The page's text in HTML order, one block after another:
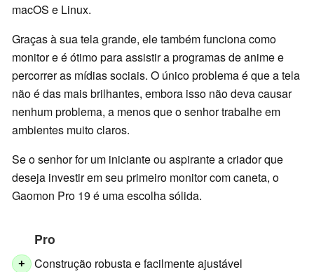
macOS e Linux.
Graças à sua tela grande, ele também funciona como
monitor e é ótimo para assistir a programas de anime e
percorrer as mídias sociais. O único problema é que a tela
não é das mais brilhantes, embora isso não deva causar
nenhum problema, a menos que o senhor trabalhe em
ambientes muito claros.
Se o senhor for um iniciante ou aspirante a criador que
deseja investir em seu primeiro monitor com caneta, o
Gaomon Pro 19 é uma escolha sólida.
Pro
+ Construção robusta e facilmente ajustável